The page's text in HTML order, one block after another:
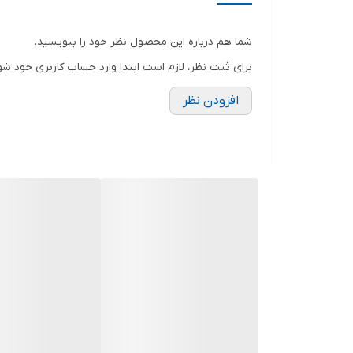
شما هم درباره این محصول نظر خود را بنویسید.
برای ثبت نظر، لازم است ابتدا وارد حساب کاربری خود
افزودن نظر